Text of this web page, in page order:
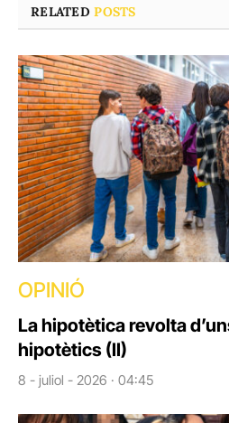
RELATEDPOSTS
OPINIÓ
La hipotètica revolta
hipotètics (II)
8 - juliol - 2026 · 04:45